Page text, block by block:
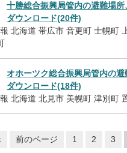
十勝総合振興局管内の避難場所
ダウンロード(20件)
北海道 帯広市 音更町 士幌町
オホーツク総合振興局管内の避
ダウンロード(18件)
北海道 北見市 美幌町 津別町
前のページ 1 2 3